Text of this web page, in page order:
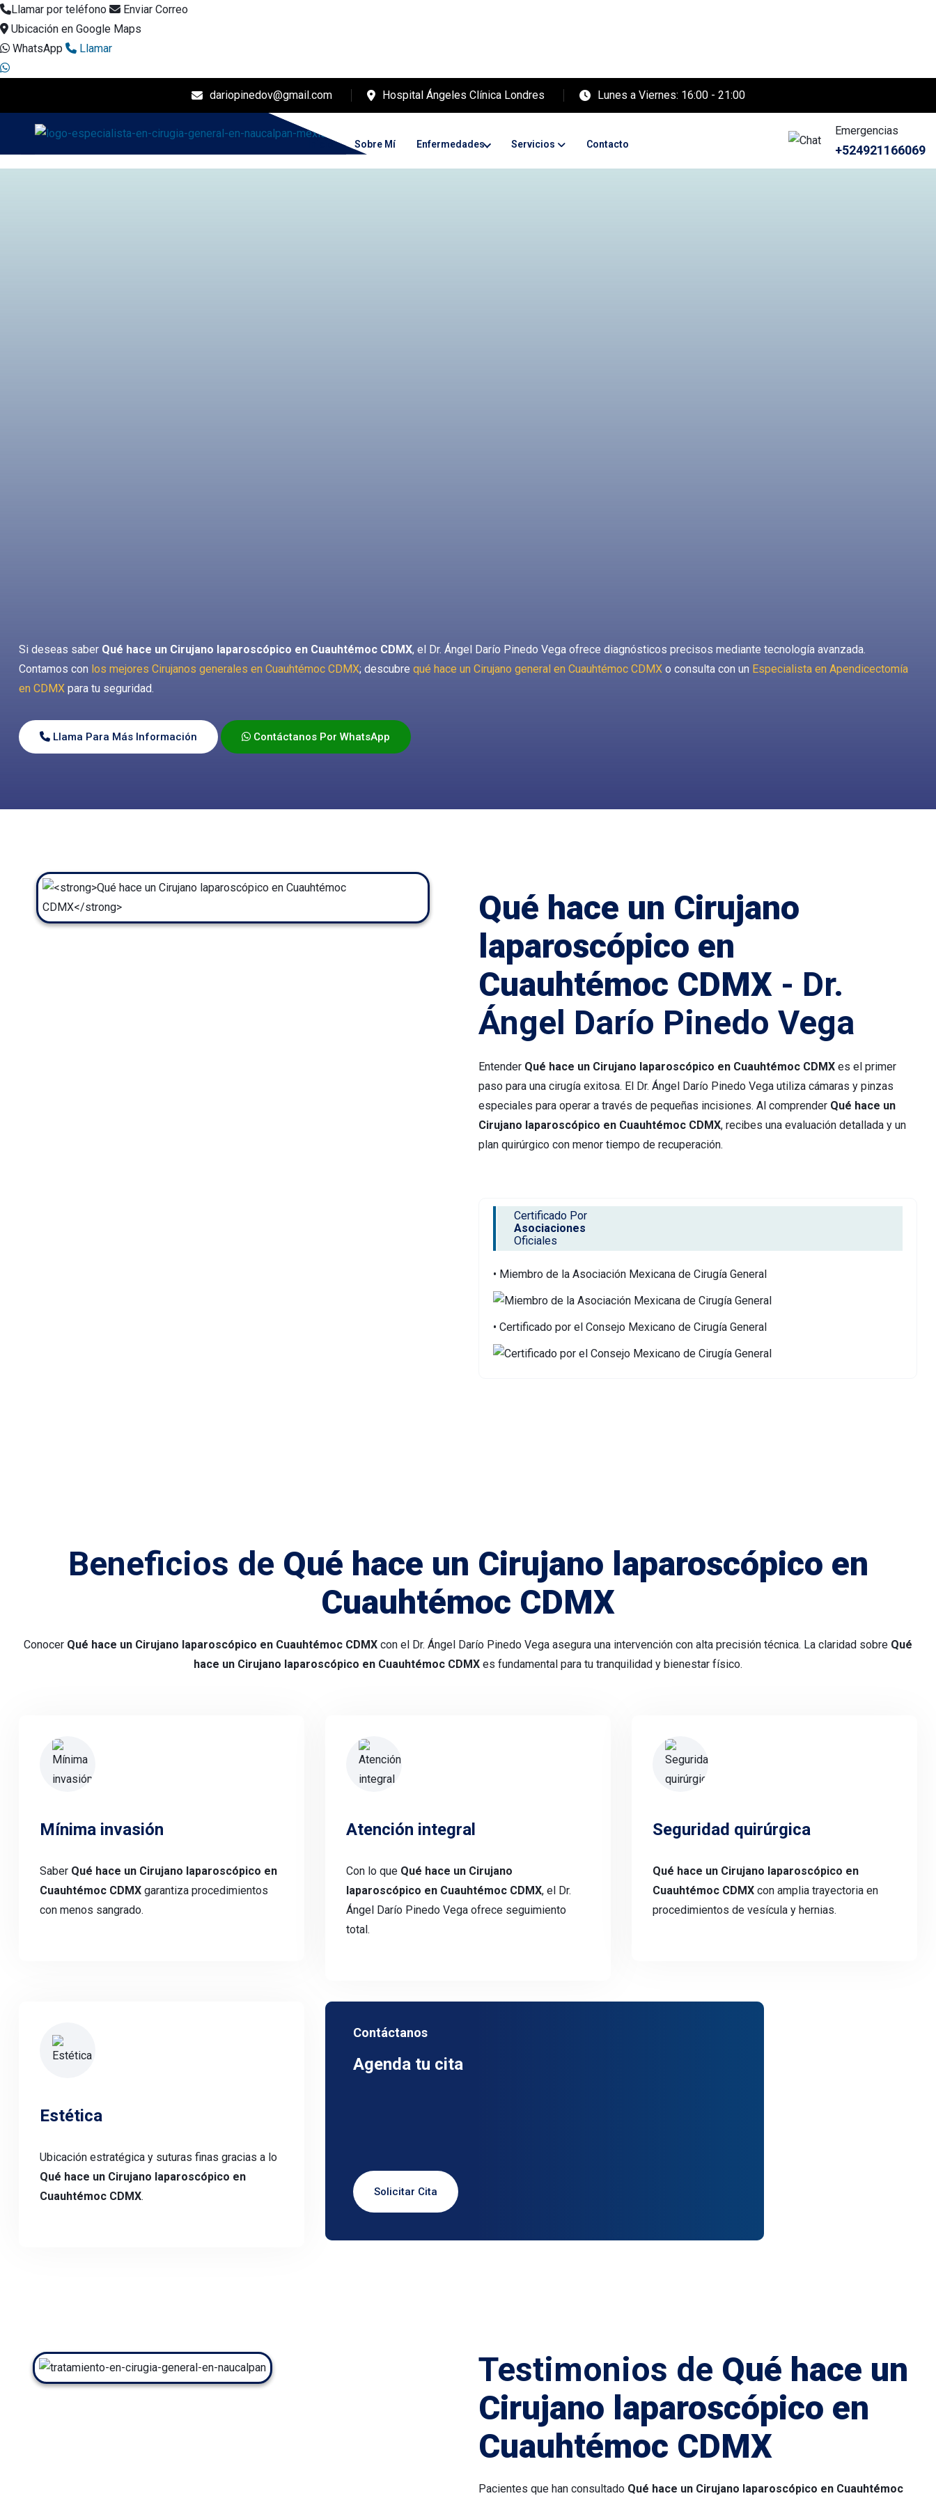
Llamar por teléfono
Enviar Correo
Ubicación en Google Maps
WhatsApp
Llamar
dariopinedov@gmail.com Hospital Ángeles Clínica Londres Lunes a Viernes: 16:00 - 21:00
Inicio Sobre Mí Enfermedades Servicios Contacto
Emergencias
+524921166069
Si deseas saber Qué hace un Cirujano laparoscópico en Cuauhtémoc CDMX, el Dr. Ángel Darío Pinedo Vega ofrece diagnósticos precisos mediante tecnología avanzada.
Contamos con los mejores Cirujanos generales en Cuauhtémoc CDMX; descubre qué hace un Cirujano general en Cuauhtémoc CDMX o consulta con un Especialista en Apendicectomía
en CDMX para tu seguridad.
Llama Para Más Información Contáctanos Por WhatsApp
Qué hace un Cirujano
laparoscópico en
Cuauhtémoc CDMX - Dr.
Ángel Darío Pinedo Vega
Entender Qué hace un Cirujano laparoscópico en Cuauhtémoc CDMX es el primer
paso para una cirugía exitosa. El Dr. Ángel Darío Pinedo Vega utiliza cámaras y pinzas
especiales para operar a través de pequeñas incisiones. Al comprender Qué hace un
Cirujano laparoscópico en Cuauhtémoc CDMX, recibes una evaluación detallada y un
plan quirúrgico con menor tiempo de recuperación.
Certificado Por
Asociaciones
Oficiales
• Miembro de la Asociación Mexicana de Cirugía General
• Certificado por el Consejo Mexicano de Cirugía General
Beneficios de Qué hace un Cirujano laparoscópico en
Cuauhtémoc CDMX
Conocer Qué hace un Cirujano laparoscópico en Cuauhtémoc CDMX con el Dr. Ángel Darío Pinedo Vega asegura una intervención con alta precisión técnica. La claridad sobre Qué
hace un Cirujano laparoscópico en Cuauhtémoc CDMX es fundamental para tu tranquilidad y bienestar físico.
Mínima invasión
Saber Qué hace un Cirujano laparoscópico en
Cuauhtémoc CDMX garantiza procedimientos
con menos sangrado.
Atención integral
Con lo que Qué hace un Cirujano
laparoscópico en Cuauhtémoc CDMX, el Dr.
Ángel Darío Pinedo Vega ofrece seguimiento
total.
Seguridad quirúrgica
Qué hace un Cirujano laparoscópico en
Cuauhtémoc CDMX con amplia trayectoria en
procedimientos de vesícula y hernias.
Estética
Ubicación estratégica y suturas finas gracias a lo
Qué hace un Cirujano laparoscópico en
Cuauhtémoc CDMX.
Contáctanos
Agenda tu cita
Solicitar Cita
Testimonios de Qué hace un
Cirujano laparoscópico en
Cuauhtémoc CDMX
Pacientes que han consultado Qué hace un Cirujano laparoscópico en Cuauhtémoc